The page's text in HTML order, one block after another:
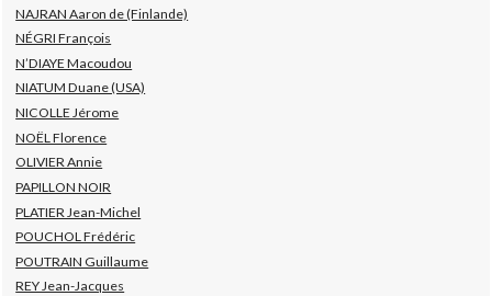
NAJRAN Aaron de (Finlande)
NÉGRI François
N’DIAYE Macoudou
NIATUM Duane (USA)
NICOLLE Jérome
NOËL Florence
OLIVIER Annie
PAPILLON NOIR
PLATIER Jean-Michel
POUCHOL Frédéric
POUTRAIN Guillaume
REY Jean-Jacques